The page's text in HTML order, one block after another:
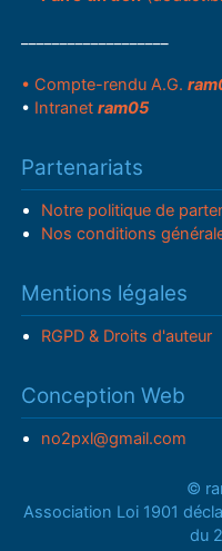
• Compte-rendu A.G.
• Intranetram05
Partenariats
Notre politique de
Nos conditions
Mentions légales
RGPD & Droits d'auteur
Conception Web
no2pxl@gmail.com
©
Association Loi 1901
du